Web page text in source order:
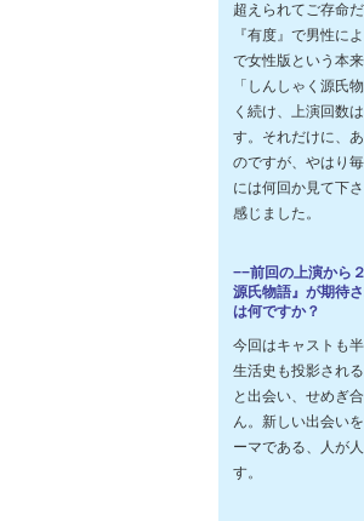
超えられてご存命
『有度』で男性に
で女性版という本
「しんしゃく源氏
く続け、上演回数
す。それだけに、
のですが、やはり
には何回か見て下
感じました。
−−前回の上演から
源氏物語』が期待
は何ですか？
今回はキャストも
生活史も投影され
と出会い、せめぎ
ん。新しい出会い
ーマである、人が
す。